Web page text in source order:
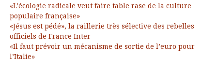
«L’écologie radicale veut faire table rase de la culture
populaire française»
«Jésus est pédé», la raillerie très sélective des rebelles
officiels de France Inter
«Il faut prévoir un mécanisme de sortie de l’euro pour
l’Italie»